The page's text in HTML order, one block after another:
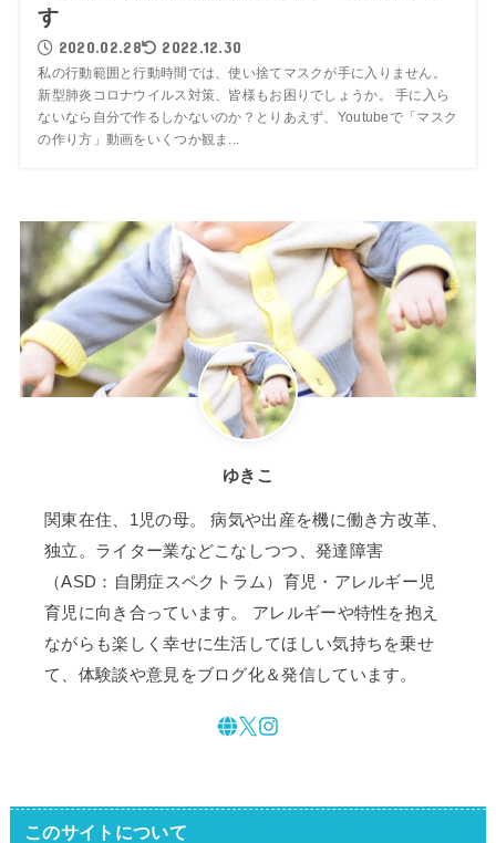
す
2020.02.28 2022.12.30
私の行動範囲と行動時間では、使い捨てマスクが手に入りません。
新型肺炎コロナウイルス対策、皆様もお困りでしょうか。 手に入ら
ないなら自分で作るしかないのか？とりあえず、Youtubeで「マスク
の作り方」動画をいくつか観ま...
ゆきこ
関東在住、1児の母。 病気や出産を機に働き方改革、
独立。ライター業などこなしつつ、発達障害
（ASD：自閉症スペクトラム）育児・アレルギー児
育児に向き合っています。 アレルギーや特性を抱え
ながらも楽しく幸せに生活してほしい気持ちを乗せ
て、体験談や意見をブログ化＆発信しています。
このサイトについて